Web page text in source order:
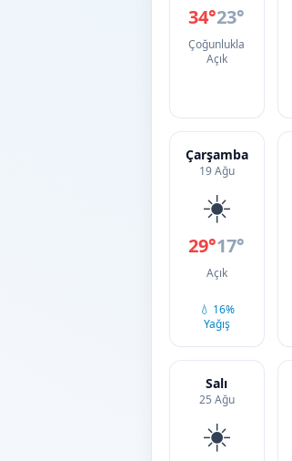
34°23°
Çoğunlukla
Açık
Çarşamba
19 Ağu
☀️
29°17°
Açık
💧 16%
Yağış
Salı
25 Ağu
☀️